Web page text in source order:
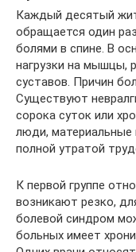
Каждый десятый
обращается один
болями в спине. В
нагрузки на мышцы,
суставов. Причин
Существуют
сорока суток или
люди, материальные
полной утратой
К первой группе
возникают резко,
болевой синдром
больных имеет